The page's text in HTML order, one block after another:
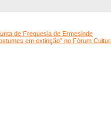
de Freguesia de Ermesinde
em extinção” no Fórum